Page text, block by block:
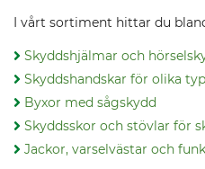
I vårt sortiment hittar du
Skyddshjälmar och
Skyddshandskar för olika
Byxor med sågskydd
Skyddsskor och stövlar för
Jackor, varselvästar och